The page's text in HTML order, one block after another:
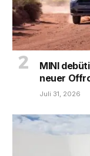
MINI
neuer
Juli 31, 2026